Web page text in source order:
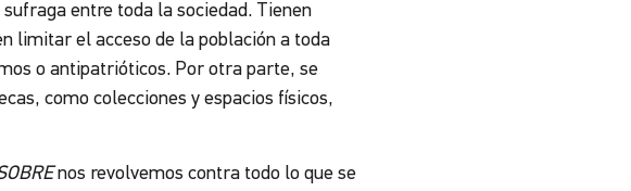
entre toda la sociedad. Tienen
limitar el acceso de la población a toda
o antipatrióticos. Por otra parte, se
como colecciones y espacios físicos,
nos revolvemos contra todo lo que se